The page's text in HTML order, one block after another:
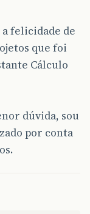
felicidade de
que foi
Cálculo
dúvida, sou
por conta